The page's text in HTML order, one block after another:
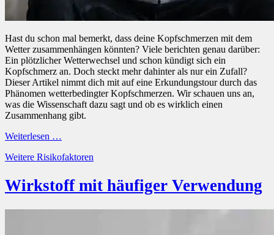
Hast du schon mal bemerkt, dass deine Kopfschmerzen mit dem
Wetter zusammenhängen könnten? Viele berichten genau darüber:
Ein plötzlicher Wetterwechsel und schon kündigt sich ein
Kopfschmerz an. Doch steckt mehr dahinter als nur ein Zufall?
Dieser Artikel nimmt dich mit auf eine Erkundungstour durch das
Phänomen wetterbedingter Kopfschmerzen. Wir schauen uns an,
was die Wissenschaft dazu sagt und ob es wirklich einen
Zusammenhang gibt.
Weiterlesen …
Kategorien
Weitere Risikofaktoren
Wirkstoff mit häufiger Verwendung